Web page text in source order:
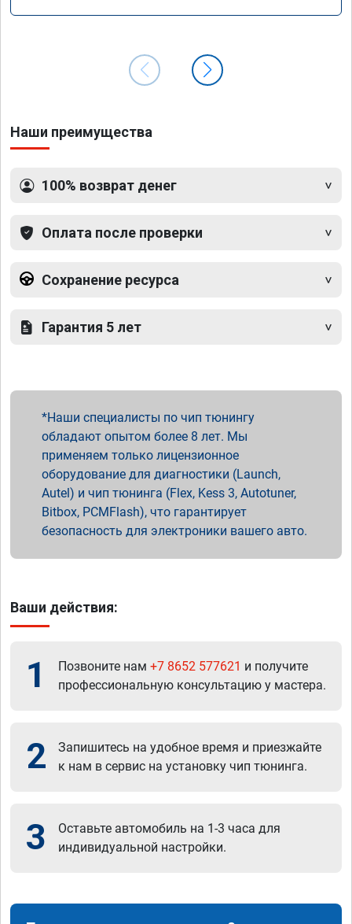
Наши преимущества
100% возврат денег
Оплата после проверки
Сохранение ресурса
Гарантия 5 лет
Наши специалисты по чип тюнингу
обладают опытом более 8 лет. Мы
применяем только лицензионное
оборудование для диагностики (Launch,
Autel) и чип тюнинга (Flex, Kess 3, Autotuner,
Bitbox, PCMFlash), что гарантирует
безопасность для электроники вашего авто.
Ваши действия:
1 Позвоните нам +7 8652 577621 и получите
профессиональную консультацию у мастера.
2
Запишитесь на удобное время и приезжайте
к нам в сервис на установку чип тюнинга.
3
Оставьте автомобиль на 1-3 часа для
индивидуальной настройки.